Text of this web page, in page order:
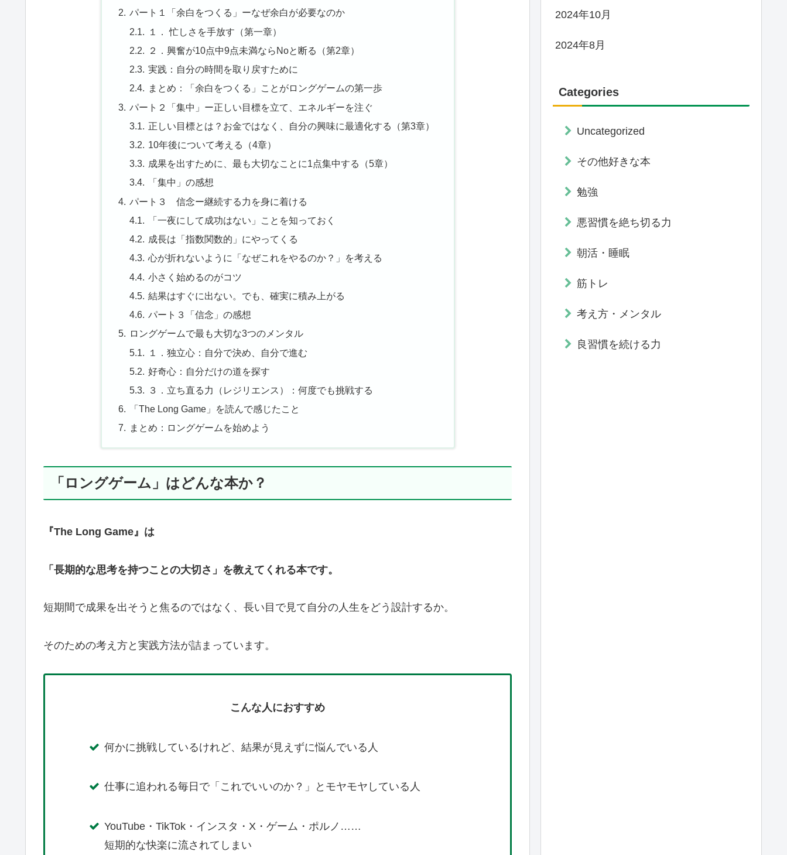
パート１「余白をつくる」ーなぜ余白が必要なのか
１． 忙しさを手放す（第一章）
２．興奮が10点中9点未満ならNoと断る（第2章）
実践：自分の時間を取り戻すために
まとめ：「余白をつくる」ことがロングゲームの第一歩
パート２「集中」ー正しい目標を立て、エネルギーを注ぐ
正しい目標とは？お金ではなく、自分の興味に最適化する（第3章）
10年後について考える（4章）
成果を出すために、最も大切なことに1点集中する（5章）
「集中」の感想
パート３ 信念ー継続する力を身に着ける
「一夜にして成功はない」ことを知っておく
成長は「指数関数的」にやってくる
心が折れないように「なぜこれをやるのか？」を考える
小さく始めるのがコツ
結果はすぐに出ない。でも、確実に積み上がる
パート３「信念」の感想
ロングゲームで最も大切な3つのメンタル
１．独立心：自分で決め、自分で進む
好奇心：自分だけの道を探す
３．立ち直る力（レジリエンス）：何度でも挑戦する
「The Long Game」を読んで感じたこと
まとめ：ロングゲームを始めよう
「ロングゲーム」はどんな本か？
『The Long Game』は
「長期的な思考を持つことの大切さ」を教えてくれる本です。
短期間で成果を出そうと焦るのではなく、長い目で見て自分の人生をどう設計するか。
そのための考え方と実践方法が詰まっています。
こんな人におすすめ
何かに挑戦しているけれど、結果が見えずに悩んでいる人
仕事に追われる毎日で「これでいいのか？」とモヤモヤしている人
YouTube・TikTok・インスタ・X・ゲーム・ポルノ……
短期的な快楽に流されてしまい
2024年10月
2024年8月
Categories
Uncategorized
その他好きな本
勉強
悪習慣を絶ち切る力
朝活・睡眠
筋トレ
考え方・メンタル
良習慣を続ける力